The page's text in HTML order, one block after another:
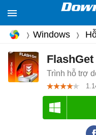
Windows
FlashGet
Trình hỗ trợ